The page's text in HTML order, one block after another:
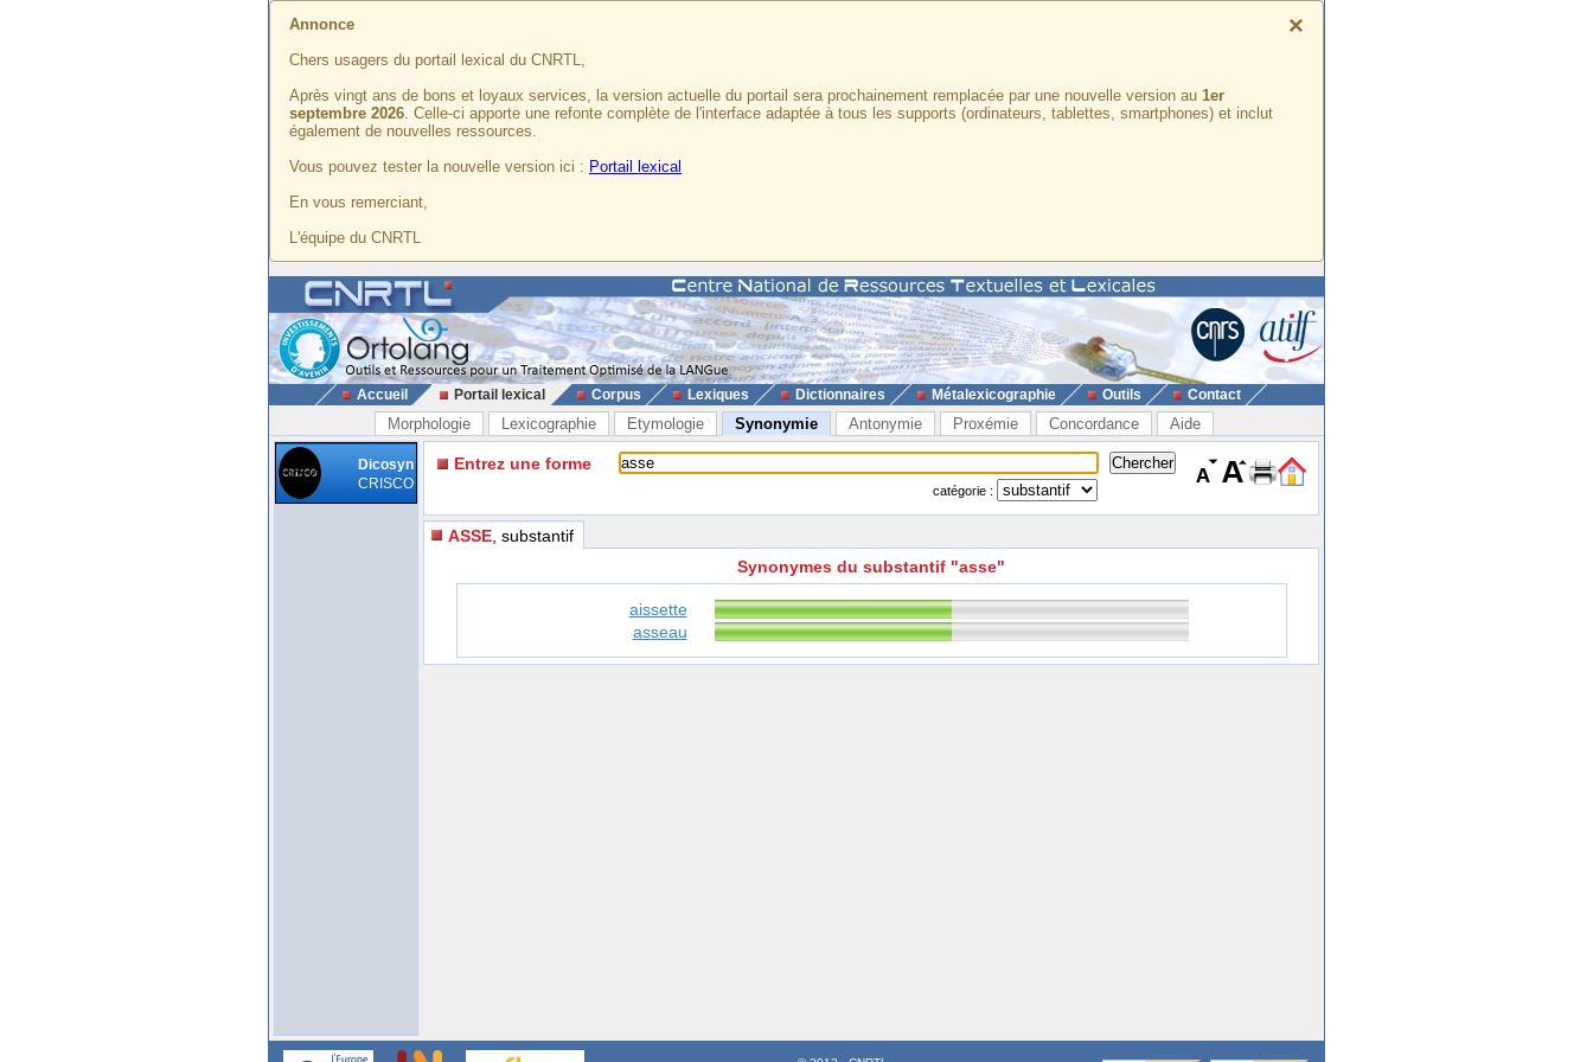
×
Annonce
Chers usagers du portail lexical du CNRTL,
Après vingt ans de bons et loyaux services, la version actuelle du portail sera prochainement remplacée par une nouvelle version au 1er
septembre 2026. Celle-ci apporte une refonte complète de l'interface adaptée à tous les supports (ordinateurs, tablettes, smartphones) et inclut
également de nouvelles ressources.
Vous pouvez tester la nouvelle version ici : Portail lexical
En vous remerciant,
L'équipe du CNRTL
Accueil Portail lexical Corpus Lexiques Dictionnaires Métalexicographie Outils Contact
Morphologie Lexicographie Etymologie Synonymie Antonymie Proxémie Concordance Aide
Dicosyn
CRISCO
Entrez une forme
catégorie :
ASSE , substantif
Synonymes du substantif "asse"
aissette
asseau